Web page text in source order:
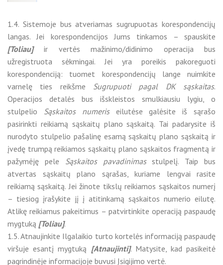
1.4. Sistemoje bus atveriamas sugrupuotas korespondencijų
langas. Jei korespondencijos Jums tinkamos – spauskite
[Toliau]ir vertės mažinimo/didinimo operacija bus
užregistruota sėkmingai. Jei yra poreikis pakoreguoti
korespondenciją: tuomet korespondencijų lange nuimkite
varnelę ties reikšme Sugrupuoti pagal DK sąskaitas.
Operacijos detalės bus išskleistos smulkiausiu lygiu, o
stulpelio Sąskaitos numeriseilutėse galėsite iš sąrašo
pasirinkti reikiamą sąskaitų plano sąskaitą. Tai padarysite iš
nurodyto stulpelio pašalinę esamą sąskaitų plano sąskaitą ir
įvedę trumpą reikiamos sąskaitų plano sąskaitos fragmentą ir
pažymėję pele Sąskaitos pavadinimasstulpelį. Taip bus
atvertas sąskaitų plano sąrašas, kuriame lengvai rasite
reikiamą sąskaitą. Jei žinote tikslų reikiamos sąskaitos numerį
– tiesiog įrašykite jį į atitinkamą sąskaitos numerio eilutę.
Atlikę reikiamus pakeitimus – patvirtinkite operaciją paspaudę
mygtuką [Toliau].
1.5. Atnaujinkite Ilgalaikio turto kortelės informaciją paspaudę
viršuje esantį mygtuką [Atnaujinti]. Matysite, kad pasikeitė
pagrindinėje informacijoje buvusi Įsigijimo vertė.